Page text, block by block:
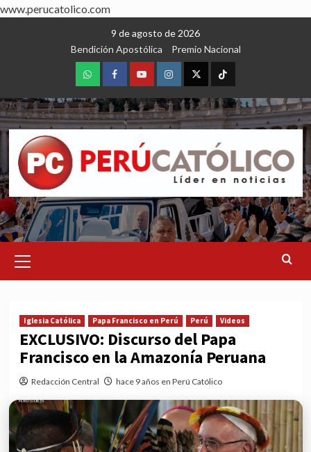
www.perucatolico.com
9 de agosto de 2026
Bendición Apostólica
Premio Nacional
WhatsAppFacebookYoutubeInstagram
X TikTok
Menu
Iglesia Católica Papa Francisco en Perú Perú Videos
EXCLUSIVO: Discurso del Papa
Francisco en la Amazonía Peruana
Redacción Central hace 9 años en Perú Católico